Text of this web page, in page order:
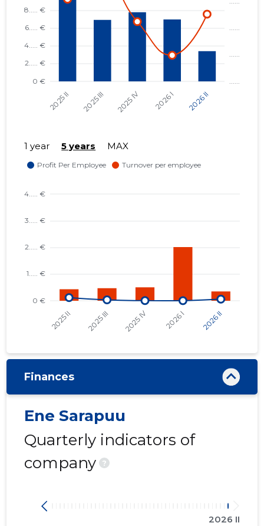
1 year 5 years MAX
Finances
Ene Sarapuu
Quarterly indicators of
company
?
2026 II